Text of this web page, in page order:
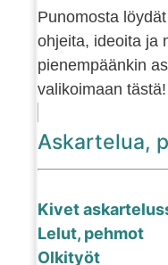
Punomosta
ohjeita, ideoita ja
pienempäänkin
valikoimaan tästä!
Askartelua,
Kivet
Lelut, pehmot
Olkityöt